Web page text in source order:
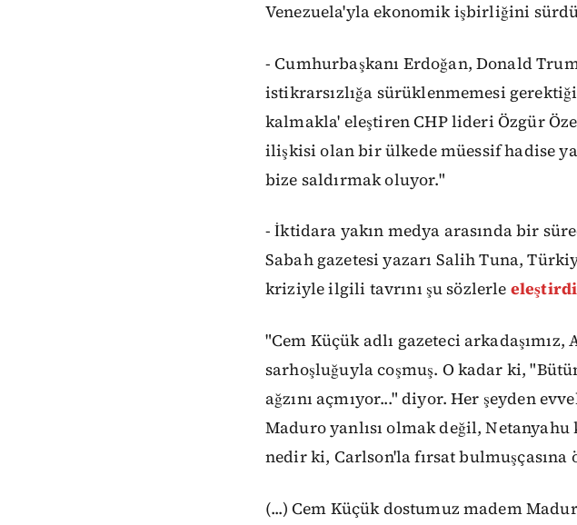
Venezuela'yla ekonomik işbirliğini
- Cumhurbaşkanı Erdoğan, Donald
istikrarsızlığa sürüklenmemesi
kalmakla' eleştiren CHP lideri Özgür
ilişkisi olan bir ülkede müessif hadise
bize saldırmak oluyor."
- İktidara yakın medya arasında bir
Sabah gazetesi yazarı Salih Tuna,
kriziyle ilgili tavrını şu sözlerle eleştirdi
"Cem Küçük adlı gazeteci
sarhoşluğuyla coşmuş. O kadar ki,
ağzını açmıyor..." diyor. Her şeyden
Maduro yanlısı olmak değil, Netanyahu
nedir ki, Carlson'la fırsat bulmuşçasına
(...) Cem Küçük dostumuz madem